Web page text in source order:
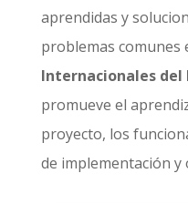
aprendidas y
problemas comunes
Internacionales del
promueve el
proyecto, los
de implementación y